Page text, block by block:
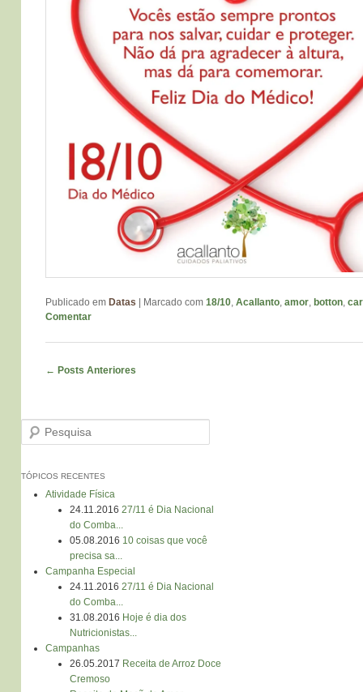
Publicado em Datas Marcado com 18/10, Acallanto, amor, botton,
Comentar
Navegação de Posts
← Posts Anteriores
Pesquisa
TÓPICOS RECENTES
Atividade Física
24.11.2016 27/11 é Dia Nacional
do Comba...
05.08.2016 10 coisas que você
precisa sa...
Campanha Especial
24.11.2016 27/11 é Dia Nacional
do Comba...
31.08.2016 Hoje é dia dos
Nutricionistas...
Campanhas
26.05.2017 Receita de Arroz Doce
Cremoso